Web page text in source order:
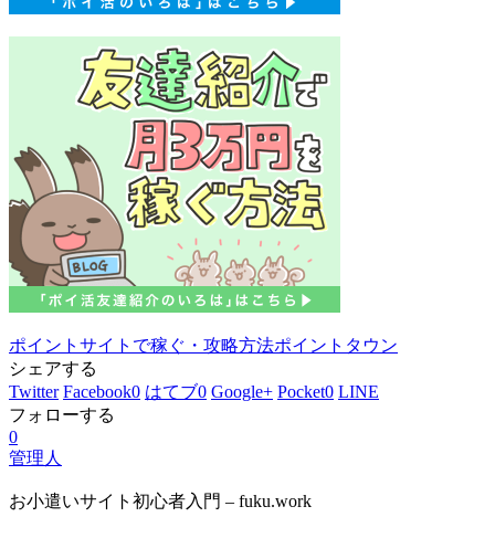
ポイントサイトで稼ぐ・攻略方法ポイントタウン
シェアする
Twitter Facebook0 はてブ0 Google+ Pocket0 LINE
フォローする
0
管理人
お小遣いサイト初心者入門 – fuku.work